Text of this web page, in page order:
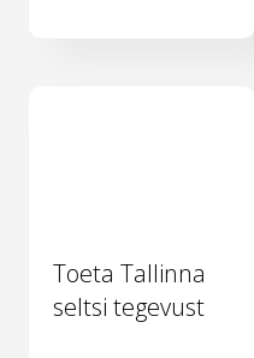
Toeta Tallinna
seltsi tegevust